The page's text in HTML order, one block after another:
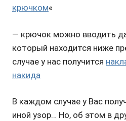
крючком«
— крючок можно вводить
который находится ниже
случае у нас получится
накида
В каждом случае у Вас
иной узор… Но, об этом в